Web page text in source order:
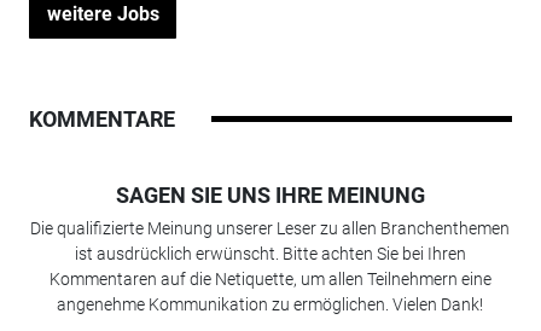
weitere Jobs
KOMMENTARE
SAGEN SIE UNS IHRE MEINUNG
Die qualifizierte Meinung unserer Leser zu allen Branchenthemen
ist ausdrücklich erwünscht. Bitte achten Sie bei Ihren
Kommentaren auf die Netiquette, um allen Teilnehmern eine
angenehme Kommunikation zu ermöglichen. Vielen Dank!